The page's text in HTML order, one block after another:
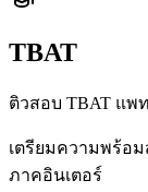
TBAT
ติวสอบ TBAT แพ
เตรียมความพร้อ
ภาคอินเตอร์